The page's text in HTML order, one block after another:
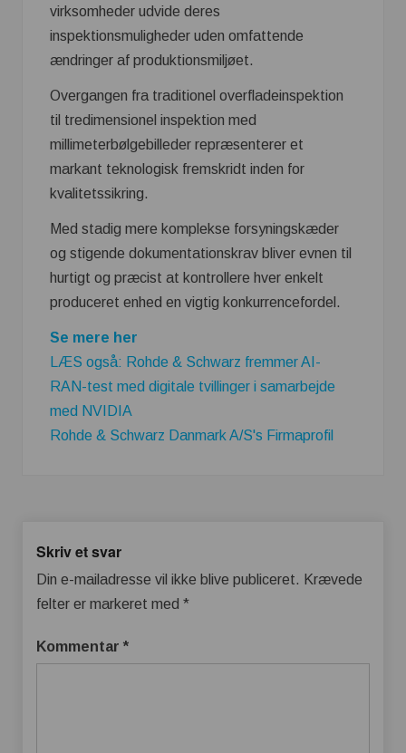
virksomheder udvide deres
inspektionsmuligheder uden omfattende
ændringer af produktionsmiljøet.
Overgangen fra traditionel overfladeinspektion
til tredimensionel inspektion med
millimeterbølgebilleder repræsenterer et
markant teknologisk fremskridt inden for
kvalitetssikring.
Med stadig mere komplekse forsyningskæder
og stigende dokumentationskrav bliver evnen til
hurtigt og præcist at kontrollere hver enkelt
produceret enhed en vigtig konkurrencefordel.
Se mere her
LÆS også: Rohde & Schwarz fremmer AI-
RAN-test med digitale tvillinger i samarbejde
med NVIDIA
Rohde & Schwarz Danmark A/S's Firmaprofil
Skriv et svar
Din e-mailadresse vil ikke blive publiceret. Krævede
felter er markeret med *
Kommentar *